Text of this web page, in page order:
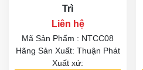
Trì
Liên hệ
Mã Sản Phẩm : NTCC08
Hãng Sản Xuất: Thuận Phát
Xuất xứ: